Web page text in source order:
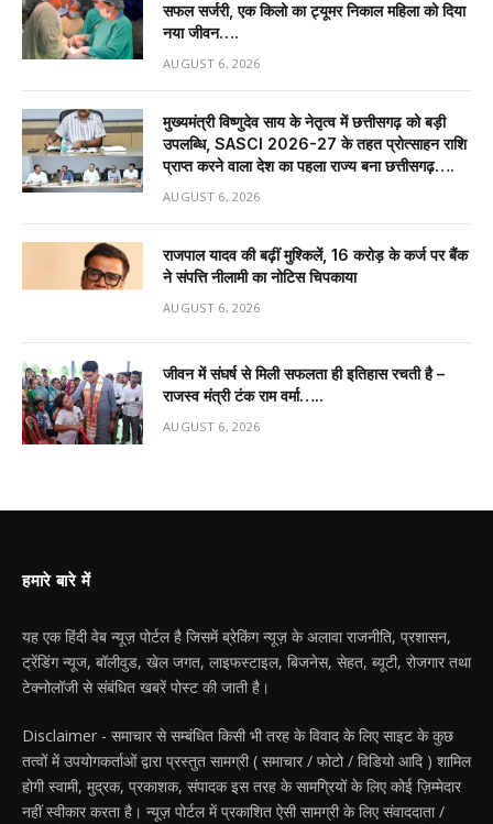
सफल सर्जरी, एक किलो का ट्यूमर निकाल महिला को दिया
नया जीवन….
AUGUST 6, 2026
मुख्यमंत्री विष्णुदेव साय के नेतृत्व में छत्तीसगढ़ को बड़ी
उपलब्धि, SASCI 2026-27 के तहत प्रोत्साहन राशि
प्राप्त करने वाला देश का पहला राज्य बना छत्तीसगढ़….
AUGUST 6, 2026
राजपाल यादव की बढ़ीं मुश्किलें, ₹16 करोड़ के कर्ज पर बैंक
ने संपत्ति नीलामी का नोटिस चिपकाया
AUGUST 6, 2026
जीवन में संघर्ष से मिली सफलता ही इतिहास रचती है –
राजस्व मंत्री टंक राम वर्मा…..
AUGUST 6, 2026
हमारे बारे में
यह एक हिंदी वेब न्यूज़ पोर्टल है जिसमें ब्रेकिंग न्यूज़ के अलावा राजनीति, प्रशासन,
ट्रेंडिंग न्यूज, बॉलीवुड, खेल जगत, लाइफस्टाइल, बिजनेस, सेहत, ब्यूटी, रोजगार तथा
टेक्नोलॉजी से संबंधित खबरें पोस्ट की जाती है।
Disclaimer - समाचार से सम्बंधित किसी भी तरह के विवाद के लिए साइट के कुछ
तत्वों में उपयोगकर्ताओं द्वारा प्रस्तुत सामग्री ( समाचार / फोटो / विडियो आदि ) शामिल
होगी स्वामी, मुद्रक, प्रकाशक, संपादक इस तरह के सामग्रियों के लिए कोई ज़िम्मेदार
नहीं स्वीकार करता है। न्यूज़ पोर्टल में प्रकाशित ऐसी सामग्री के लिए संवाददाता /